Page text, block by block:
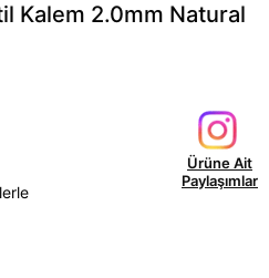
Kalem 2.0mm Natural
Ürüne Ait
Paylaşımlar